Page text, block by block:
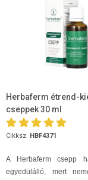
Herbaferm étrend-
cseppek 30 ml
Cikksz. HBF4371
A Herbaferm csepp
egyedülálló, mert